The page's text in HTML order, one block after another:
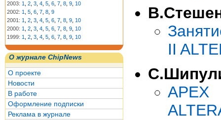
2003: 1 2 3 4 5 6 7 8 9 10
2002: 1 5 6 7 8 9
2001: 1 2 3 4 5 6 7 8 9 10
2000: 1 2 3 4 5 6 7 8 9 10
1999: 1 2 3 4 5 6 7 8 9 10
О журнале ChipNews
О проекте
Новости
В работе
Оформление подписки
Реклама в журнале
II